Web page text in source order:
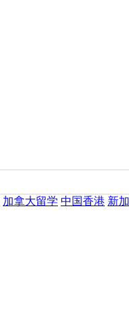
加拿大留学 中国香港 新